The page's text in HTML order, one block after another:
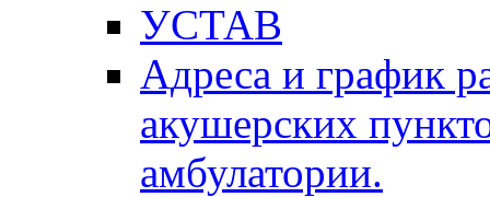
УСТАВ
Адреса и график
акушерских
амбулатории.